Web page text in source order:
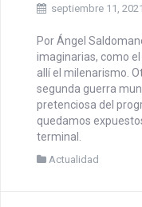
septiembre 11, 2021
Por Ángel
imaginarias, como
allí el milenarismo.
segunda guerra
pretenciosa del
quedamos
terminal.
Actualidad